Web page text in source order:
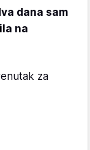
dana sam
na
za